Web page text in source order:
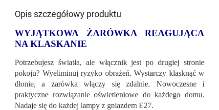
Opis szczegółowy produktu
WYJĄTKOWA ŻARÓWKA REAGUJĄCA
NA KLASKANIE
Potrzebujesz światła, ale włącznik jest po drugiej stronie
pokoju? Wyeliminuj ryzyko obrażeń. Wystarczy klasknąć w
dłonie, a żarówka włączy się zdalnie. Nowoczesne i
praktyczne rozwiązanie oświetleniowe do każdego domu.
Nadaje się do każdej lampy z gniazdem E27.